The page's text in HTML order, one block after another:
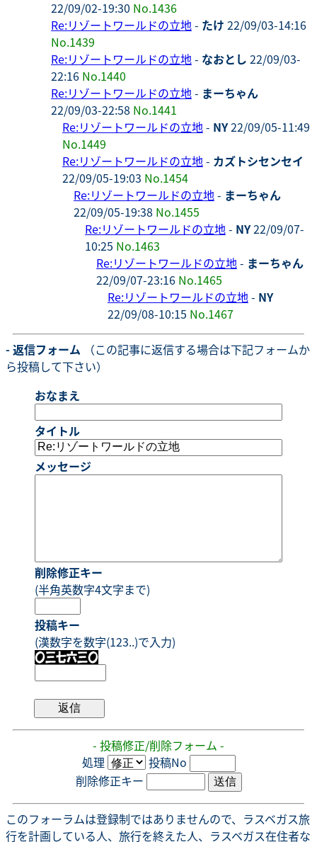
22/09/02-19:30 No.1436
Re:リゾートワールドの立地- たけ 22/09/03-14:16
No.1439
Re:リゾートワールドの立地- なおとし 22/09/03-
22:16 No.1440
Re:リゾートワールドの立地- まーちゃん
22/09/03-22:58 No.1441
Re:リゾートワールドの立地- NY22/09/05-11:49
No.1449
Re:リゾートワールドの立地- カズトシセンセイ
22/09/05-19:03 No.1454
Re:リゾートワールドの立地- まーちゃん
22/09/05-19:38 No.1455
Re:リゾートワールドの立地- NY22/09/07-
10:25 No.1463
Re:リゾートワールドの立地- まーちゃん
22/09/07-23:16 No.1465
Re:リゾートワールドの立地- NY
22/09/08-10:15 No.1467
- 返信フォーム （この記事に返信する場合は下記フォームか
ら投稿して下さい）
おなまえ
タイトル
メッセージ
削除修正キー
(半角英数字4文字まで)
投稿キー
(漢数字を数字(123..)で入力)
- 投稿修正/削除フォーム -
処理
投稿No
削除修正キー
このフォーラムは登録制ではありませんので、ラスベガス旅
行を計画している人、旅行を終えた人、ラスベガス在住者な